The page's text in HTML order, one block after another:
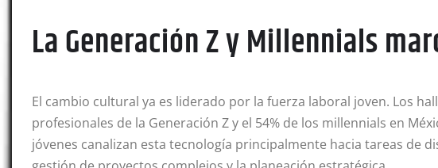
La Generación Z y Millennials
El cambio cultural ya es liderado por la fuerza laboral joven. Los
profesionales de la Generación Z y el 54% de los millennials en
jóvenes canalizan esta tecnología principalmente hacia tareas de